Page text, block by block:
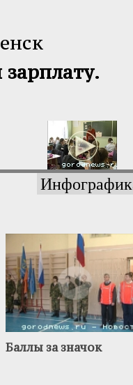
зарплату.
Баллы за значок